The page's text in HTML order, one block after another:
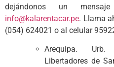
dejándonos un
info@kalarentacar.pe. Llama
(054) 624021 o al celular
Arequipa. Urb.
Libertadores de